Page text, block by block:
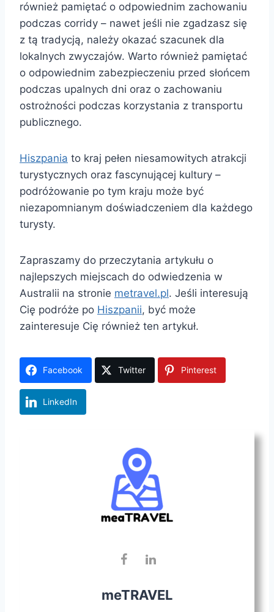
również pamiętać o odpowiednim zachowaniu
podczas corridy – nawet jeśli nie zgadzasz się
z tą tradycją, należy okazać szacunek dla
lokalnych zwyczajów. Warto również pamiętać
o odpowiednim zabezpieczeniu przed słońcem
podczas upalnych dni oraz o zachowaniu
ostrożności podczas korzystania z transportu
publicznego.
Hiszpania to kraj pełen niesamowitych atrakcji
turystycznych oraz fascynującej kultury –
podróżowanie po tym kraju może być
niezapomnianym doświadczeniem dla każdego
turysty.
Zapraszamy do przeczytania artykułu o
najlepszych miejscach do odwiedzenia w
Australii na stronie metravel.pl. Jeśli interesują
Cię podróże po Hiszpanii, być może
zainteresuje Cię również ten artykuł.
Facebook Twitter Pinterest
LinkedIn
meTRAVEL